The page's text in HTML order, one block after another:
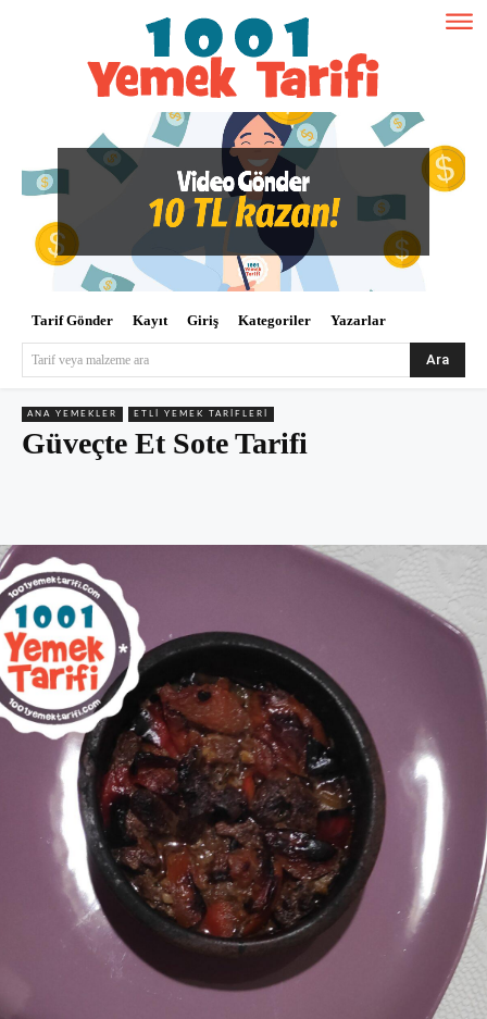
Tarif Gönder Kayıt Giriş Kategoriler Yazarlar
Tarif veya malzeme ara Ara
ANA YEMEKLER ETLI YEMEK TARIFLERI
Güveçte Et Sote Tarifi